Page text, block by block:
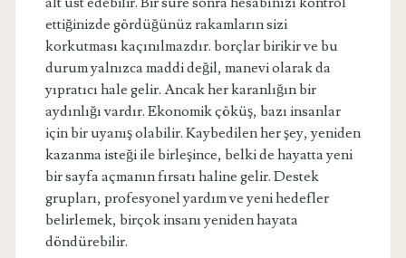
ettiğinizde gördüğünüz rakamların sizi
korkutması kaçınılmazdır. borçlar birikir ve bu
durum yalnızca maddi değil, manevi olarak da
yıpratıcı hale gelir. Ancak her karanlığın bir
aydınlığı vardır. Ekonomik çöküş, bazı insanlar
için bir uyanış olabilir. Kaybedilen her şey, yeniden
kazanma isteği ile birleşince, belki de hayatta yeni
bir sayfa açmanın fırsatı haline gelir. Destek
grupları, profesyonel yardım ve yeni hedefler
belirlemek, birçok insanı yeniden hayata
döndürebilir.